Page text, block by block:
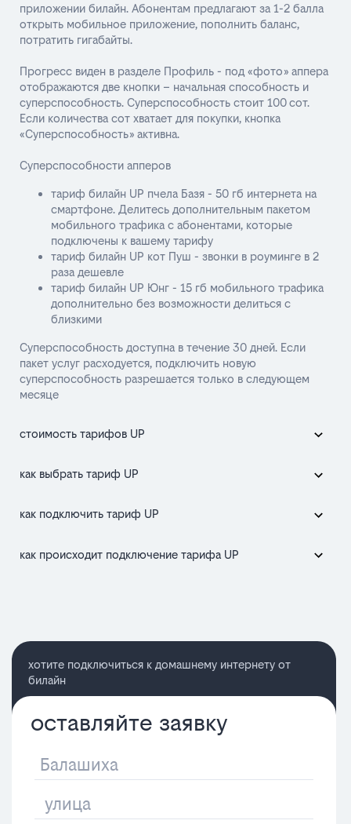
приложении билайн. Абонентам предлагают за 1-2 балла
открыть мобильное приложение, пополнить баланс,
потратить гигабайты.
Прогресс виден в разделе Профиль - под «фото» аппера
отображаются две кнопки – начальная способность и
суперспособность. Суперспособность стоит 100 сот.
Если количества сот хватает для покупки, кнопка
«Суперспособность» активна.
Суперспособности апперов
тариф билайн UP пчела Базя - 50 гб интернета на
смартфоне. Делитесь дополнительным пакетом
мобильного трафика с абонентами, которые
подключены к вашему тарифу
тариф билайн UP кот Пуш - звонки в роуминге в 2
раза дешевле
тариф билайн UP Юнг - 15 гб мобильного трафика
дополнительно без возможности делиться с
близкими
Суперспособность доступна в течение 30 дней. Если
пакет услуг расходуется, подключить новую
суперспособность разрешается только в следующем
месяце
стоимость тарифов UP
как выбрать тариф UP
как подключить тариф UP
как происходит подключение тарифа UP
хотите подключиться к домашнему интернету от
билайн
оставляйте заявку